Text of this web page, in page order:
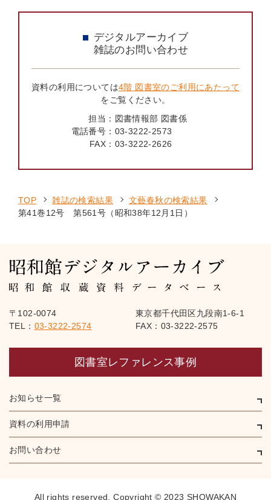
デジタルアーカイブ
雑誌のお問い合わせ
資料の利用については4階 図書室のご利用にあたって
をご覧ください。
担当： 図書情報部 図書係
電話番号： 03-3222-2573
FAX： 03-3222-2626
TOP 雑誌の検索結果
文藝春秋の検索結果
第41巻12号 第561号（昭和38年12月1日）
〒102-0074
東京都千代田区九段南1-6-1
TEL： 03-3222-2574 FAX：03-3222-2575
図書室レファレンス事例
お知らせ一覧
資料の利用申請
お問い合わせ
All rights reserved,Copyright © 2023 SHOWAKAN